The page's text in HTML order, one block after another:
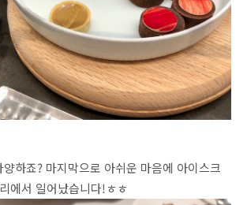
하죠? 마지막으로 아쉬운 마음에 아이스크
에서 일어났습니다!ㅎㅎ